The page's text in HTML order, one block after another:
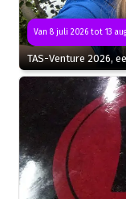
Van 8 juli 2026 tot 13
TAS-Venture 2026,